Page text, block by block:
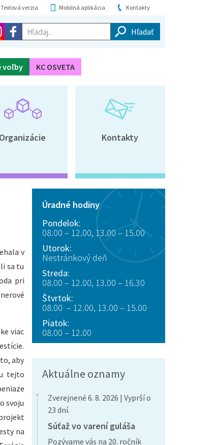
Kontakty
Mobilná aplikácia
Textová verzia
Hľadaj...
voľby KC OSVETA
Organizácie Kontakty
v
sa tu
pri
viac
aby
tejto
svoju
na
Úradné hodiny
Pondelok:
08.00 – 12.00, 13.00 – 15.00
Utorok:
Nestránkový deň
Streda:
08.00 – 12.00, 13.00 – 16.30
Štvrtok:
08.00 – 12.00, 13.00 – 15.00
Piatok:
08.00 – 12.00
Aktuálne oznamy
Zverejnené 6. 8. 2026 | Vyprší o
23 dní.
Súťaž vo varení guláša
Pozývame vás na 20. ročník